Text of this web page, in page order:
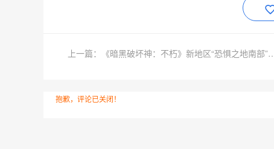
上一篇：《暗黑破坏神：不朽
抱歉，评论已关闭！